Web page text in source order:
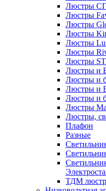
Люстры
Люстры
Люстры
Люстры
Люстры
Люстры
Люстры
Люстры и
Люстры и
Люстры и
Люстры и
Люстры
Люстры,
Плафон
Разные
ТДМ